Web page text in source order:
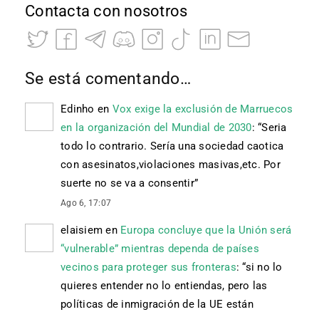
Contacta con nosotros
Se está comentando…
Edinho en Vox exige la exclusión de Marruecos
en la organización del Mundial de 2030: “Seria
todo lo contrario. Sería una sociedad caotica
con asesinatos,violaciones masivas,etc. Por
suerte no se va a consentir”
Ago 6, 17:07
elaisiem en Europa concluye que la Unión será
“vulnerable” mientras dependa de países
vecinos para proteger sus fronteras: “si no lo
quieres entender no lo entiendas, pero las
políticas de inmigración de la UE están